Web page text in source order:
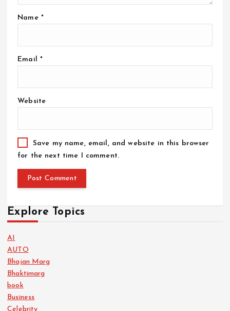
Name *
Email *
Website
Save my name, email, and website in this browser
for the next time I comment.
Explore Topics
AI
AUTO
Bhajan Marg
Bhaktimarg
book
Business
Celebrity